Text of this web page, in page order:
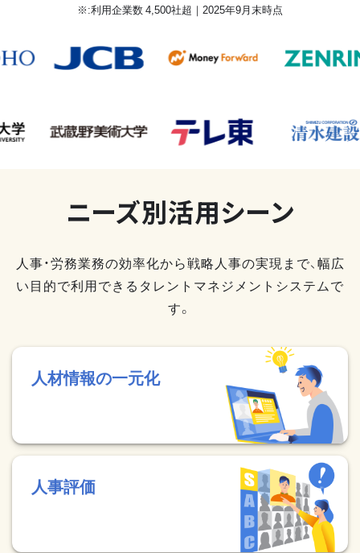
※:利用企業数 4,500社超｜2025年9月末時点
ニーズ別活用シーン
人事・労務業務の効率化から戦略人事の実現まで、幅広
い目的で利用できるタレントマネジメントシステムで
す。
人材情報の一元化
人事評価